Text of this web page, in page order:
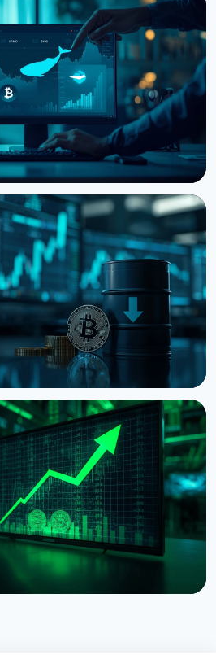
ETH и XRP: CryptoQuant
рынка
000 несмотря на рекорды